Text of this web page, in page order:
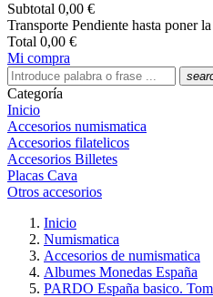
Subtotal 0,00 €
Transporte Pendiente hasta poner
Total 0,00 €
Mi compra
Categoría
Inicio
Accesorios numismatica
Accesorios filatelicos
Accesorios Billetes
Placas Cava
Otros accesorios
Inicio
Numismatica
Accesorios de numismatica
Albumes Monedas España
PARDO España basico.